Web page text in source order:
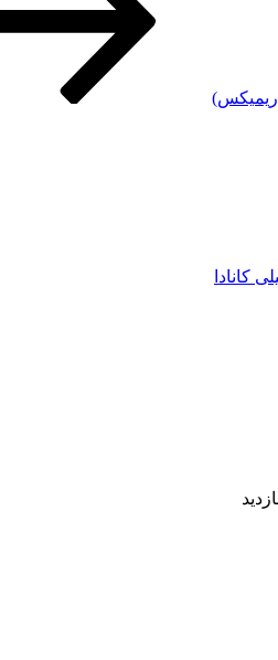
ریمیکس)
کانادا